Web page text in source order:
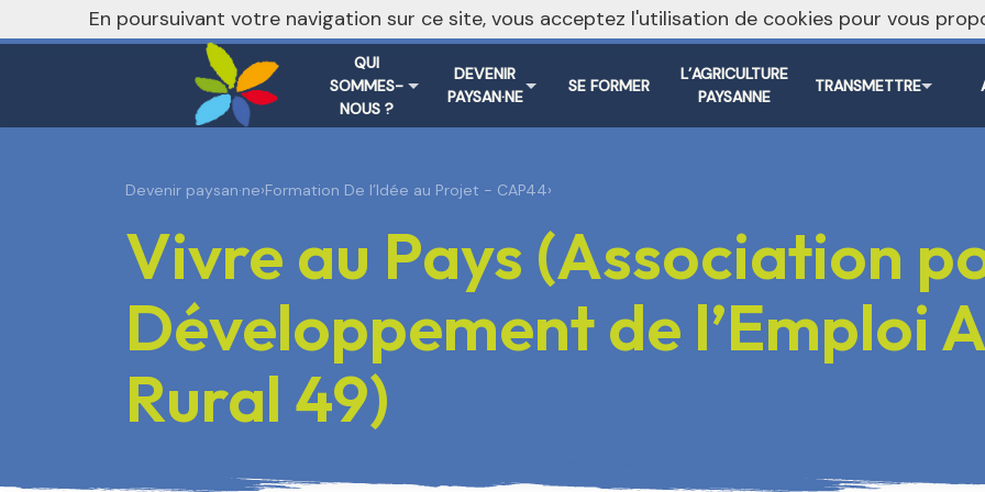
QUI
SOMMES-
NOUS ?
DEVENIR
PAYSAN·NE
SE FORMER
L’AGRICULTURE
PAYSANNE
TRANSMETTRE
nivo_2026: 1
Devenir paysan·ne›Formation De l’Idée au Projet - CAP44›
Vivre au Pays (Association
Développement de l’Emploi
Rural 49)
En poursuivant votre navigation sur ce site, vous acceptez l'utilisation de cookies pour vous